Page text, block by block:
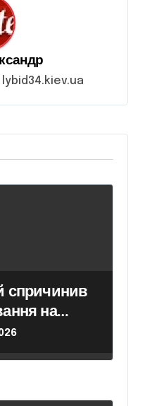
lybid34.kiev.ua
спричинив
на